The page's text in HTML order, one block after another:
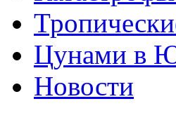
Цунами в
Новости